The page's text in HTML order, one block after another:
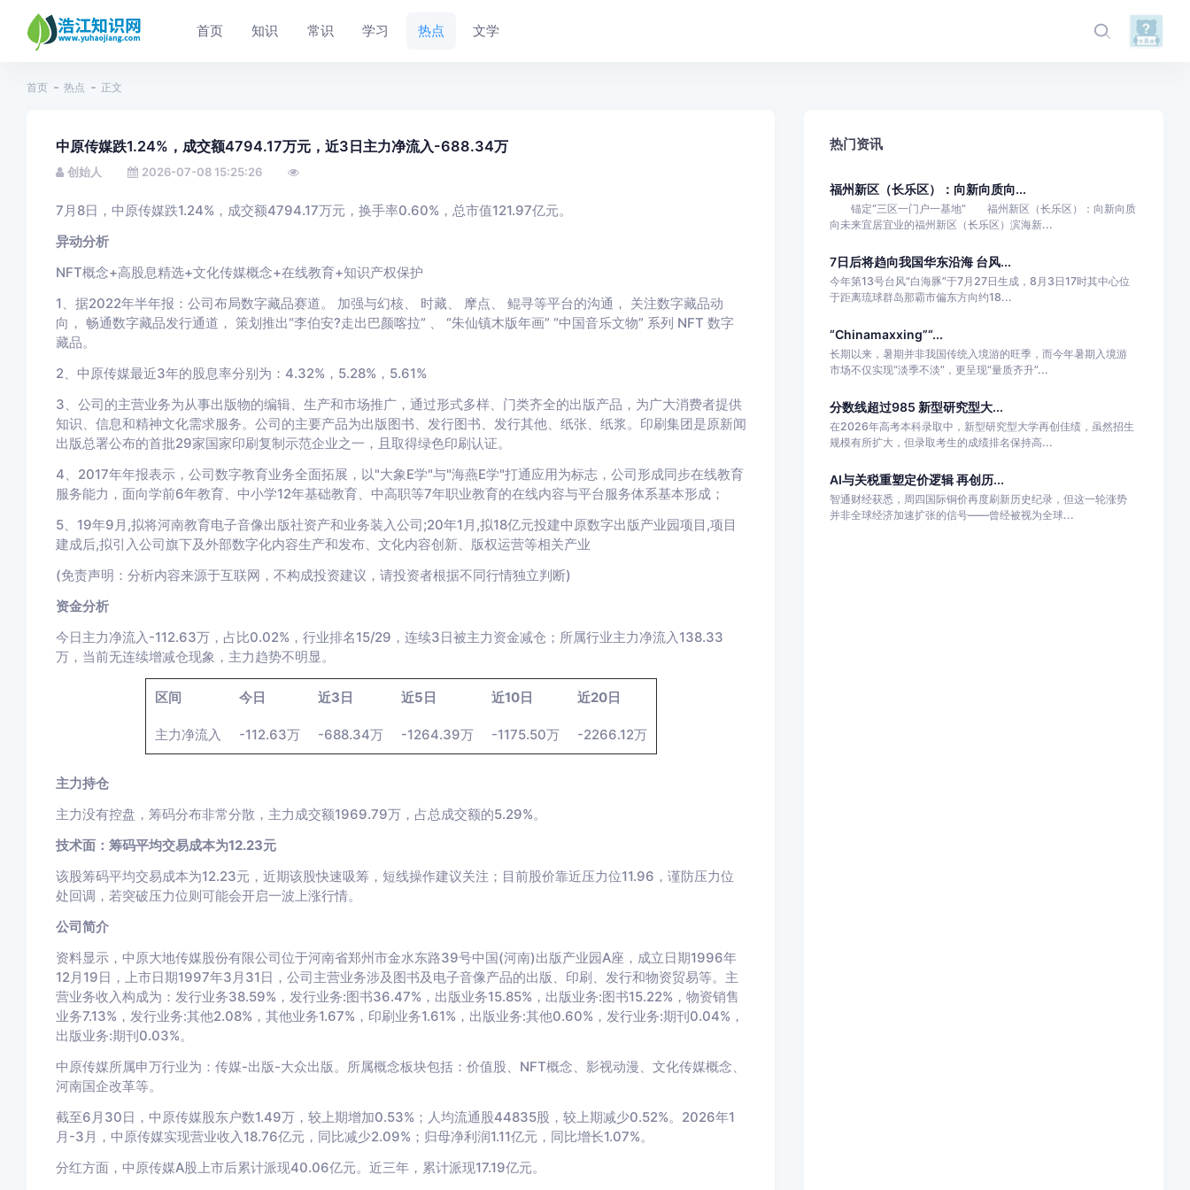
首页 知识 常识 学习 热点 文学
首页 热点 正文
中原传媒跌1.24%，成交额4794.17万元，近3日主力净流入-688.34万
创始人 2026-07-08 15:25:26
7月8日，中原传媒跌1.24%，成交额4794.17万元，换手率0.60%，总市值121.97亿元。
异动分析
NFT概念+高股息精选+文化传媒概念+在线教育+知识产权保护
1、据2022年半年报：公司布局数字藏品赛道。 加强与幻核、 时藏、 摩点、 鲲寻等平台的沟通， 关注数字藏品动
向， 畅通数字藏品发行通道， 策划推出“李伯安?走出巴颜喀拉” 、 “朱仙镇木版年画” “中国音乐文物” 系列 NFT 数字
藏品。
2、中原传媒最近3年的股息率分别为：4.32%，5.28%，5.61%
3、公司的主营业务为从事出版物的编辑、生产和市场推广，通过形式多样、门类齐全的出版产品，为广大消费者提供
知识、信息和精神文化需求服务。公司的主要产品为出版图书、发行图书、发行其他、纸张、纸浆。印刷集团是原新闻
出版总署公布的首批29家国家印刷复制示范企业之一，且取得绿色印刷认证。
4、2017年年报表示，公司数字教育业务全面拓展，以"大象E学"与"海燕E学"打通应用为标志，公司形成同步在线教育
服务能力，面向学前6年教育、中小学12年基础教育、中高职等7年职业教育的在线内容与平台服务体系基本形成；
5、19年9月,拟将河南教育电子音像出版社资产和业务装入公司;20年1月,拟18亿元投建中原数字出版产业园项目,项目
建成后,拟引入公司旗下及外部数字化内容生产和发布、文化内容创新、版权运营等相关产业
(免责声明：分析内容来源于互联网，不构成投资建议，请投资者根据不同行情独立判断)
资金分析
今日主力净流入-112.63万，占比0.02%，行业排名15/29，连续3日被主力资金减仓；所属行业主力净流入138.33
万，当前无连续增减仓现象，主力趋势不明显。
区间 今日 近3日 近5日 近10日 近20日
主力净流入 -112.63万 -688.34万 -1264.39万 -1175.50万 -2266.12万
主力持仓
主力没有控盘，筹码分布非常分散，主力成交额1969.79万，占总成交额的5.29%。
技术面：筹码平均交易成本为12.23元
该股筹码平均交易成本为12.23元，近期该股快速吸筹，短线操作建议关注；目前股价靠近压力位11.96，谨防压力位
处回调，若突破压力位则可能会开启一波上涨行情。
公司简介
资料显示，中原大地传媒股份有限公司位于河南省郑州市金水东路39号中国(河南)出版产业园A座，成立日期1996年
12月19日，上市日期1997年3月31日，公司主营业务涉及图书及电子音像产品的出版、印刷、发行和物资贸易等。主
营业务收入构成为：发行业务38.59%，发行业务:图书36.47%，出版业务15.85%，出版业务:图书15.22%，物资销售
业务7.13%，发行业务:其他2.08%，其他业务1.67%，印刷业务1.61%，出版业务:其他0.60%，发行业务:期刊0.04%，
出版业务:期刊0.03%。
中原传媒所属申万行业为：传媒-出版-大众出版。所属概念板块包括：价值股、NFT概念、影视动漫、文化传媒概念、
河南国企改革等。
截至6月30日，中原传媒股东户数1.49万，较上期增加0.53%；人均流通股44835股，较上期减少0.52%。2026年1
月-3月，中原传媒实现营业收入18.76亿元，同比减少2.09%；归母净利润1.11亿元，同比增长1.07%。
分红方面，中原传媒A股上市后累计派现40.06亿元。近三年，累计派现17.19亿元。
热门资讯
福州新区（长乐区）：向新向质向...
锚定“三区一门户一基地” 福州新区（长乐区）：向新向质
向未来宜居宜业的福州新区（长乐区）滨海新...
7日后将趋向我国华东沿海 台风...
今年第13号台风“白海豚”于7月27日生成，8月3日17时其中心位
于距离琉球群岛那霸市偏东方向约18...
“Chinamaxxing”“...
长期以来，暑期并非我国传统入境游的旺季，而今年暑期入境游
市场不仅实现“淡季不淡”，更呈现“量质齐升”...
分数线超过985 新型研究型大...
在2026年高考本科录取中，新型研究型大学再创佳绩，虽然招生
规模有所扩大，但录取考生的成绩排名保持高...
AI与关税重塑定价逻辑 再创历...
智通财经获悉，周四国际铜价再度刷新历史纪录，但这一轮涨势
并非全球经济加速扩张的信号——曾经被视为全球...